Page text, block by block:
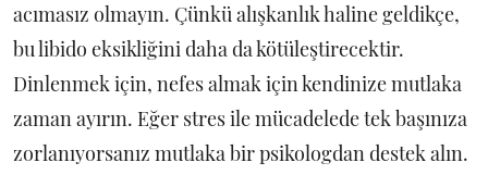
acımasız olmayın. Çünkü alışkanlık haline geldikçe,
bu libido eksikliğini daha da kötüleştirecektir.
Dinlenmek için, nefes almak için kendinize mutlaka
zaman ayırın. Eğer stres ile mücadelede tek başınıza
zorlanıyorsanız mutlaka bir psikologdan destek alın.